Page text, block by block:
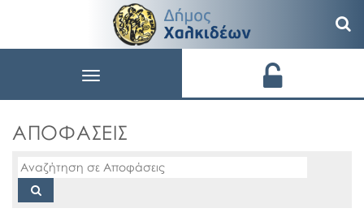
Toggle
ΑΠΟΦΑΣΕΙΣ